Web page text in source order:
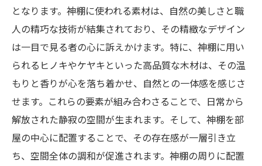
となります。神棚に使われる素材は、自然の美しさと職
人の精巧な技術が結集されており、その精緻なデザイン
は一目で見る者の心に訴えかけます。特に、神棚に用い
られるヒノキやケヤキといった高品質な木材は、その温
もりと香りが心を落ち着かせ、自然との一体感を感じさ
せます。これらの要素が組み合わさることで、日常から
解放された静寂の空間が生まれます。そして、神棚を部
屋の中心に配置することで、その存在感が一層引き立
ち、空間全体の調和が促進されます。神棚の周りに配置